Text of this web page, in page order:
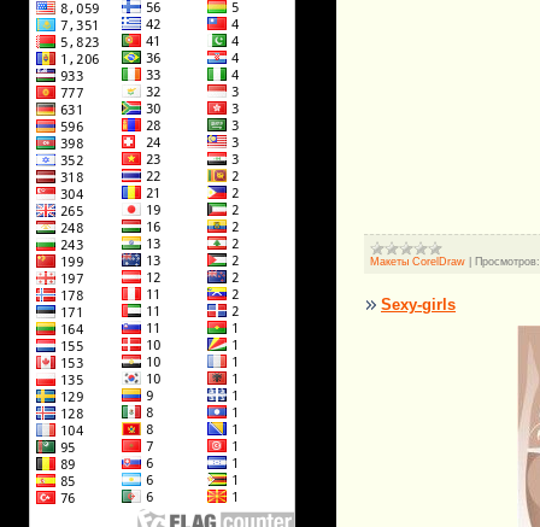
Макеты CorelDraw Просмотров:
Sexy-girls